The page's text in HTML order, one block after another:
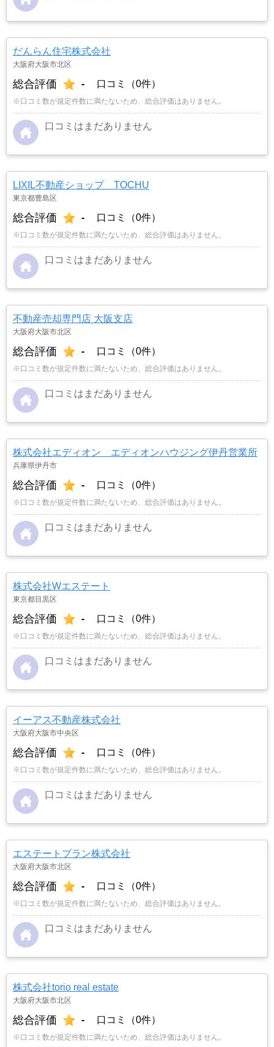
だんらん住宅株式会社
大阪府大阪市北区
総合評価 - 口コミ（0件）
※口コミ数が規定件数に満たないため、総合評価はありません。
口コミはまだありません
LIXIL不動産ショップ TOCHU
東京都豊島区
総合評価 - 口コミ（0件）
※口コミ数が規定件数に満たないため、総合評価はありません。
口コミはまだありません
不動産売却専門店 大阪支店
大阪府大阪市北区
総合評価 - 口コミ（0件）
※口コミ数が規定件数に満たないため、総合評価はありません。
口コミはまだありません
株式会社エディオン エディオンハウジング伊丹営業所
兵庫県伊丹市
総合評価 - 口コミ（0件）
※口コミ数が規定件数に満たないため、総合評価はありません。
口コミはまだありません
株式会社Wエステート
東京都目黒区
総合評価 - 口コミ（0件）
※口コミ数が規定件数に満たないため、総合評価はありません。
口コミはまだありません
イーアス不動産株式会社
大阪府大阪市中央区
総合評価 - 口コミ（0件）
※口コミ数が規定件数に満たないため、総合評価はありません。
口コミはまだありません
エステートプラン株式会社
大阪府大阪市北区
総合評価 - 口コミ（0件）
※口コミ数が規定件数に満たないため、総合評価はありません。
口コミはまだありません
株式会社torio real estate
大阪府大阪市北区
総合評価 - 口コミ（0件）
※口コミ数が規定件数に満たないため、総合評価はありません。